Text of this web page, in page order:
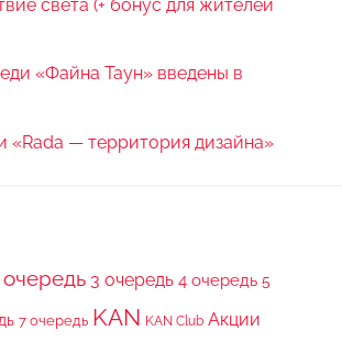
света (+ бонус для жителей
«Файна Таун» введены в
«Rada — территория дизайна»
3 очередь 4 очередь 5
7 очередь KAN KAN Club Акции